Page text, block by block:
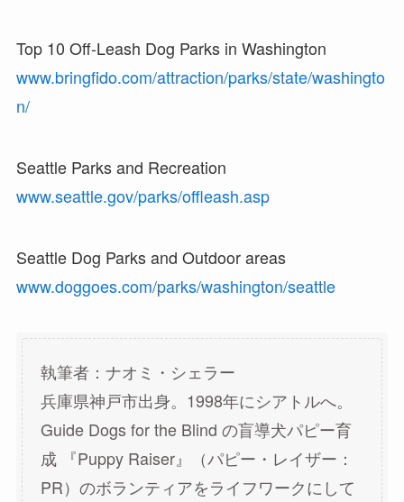
Top 10 Off-Leash Dog Parks in Washington
www.bringfido.com/attraction/parks/state/washingto
n/
Seattle Parks and Recreation
www.seattle.gov/parks/offleash.asp
Seattle Dog Parks and Outdoor areas
www.doggoes.com/parks/washington/seattle
執筆者：ナオミ・シェラー
兵庫県神戸市出身。1998年にシアトルへ。
Guide Dogs for the Blind の盲導犬パピー育
成 『Puppy Raiser』（パピー・レイザー：
PR）のボランティアをライフワークにして